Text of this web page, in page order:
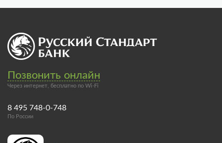
Позвонить онлайн
Через интернет, бесплатно по Wi-Fi
8 495 748-0-748
По России